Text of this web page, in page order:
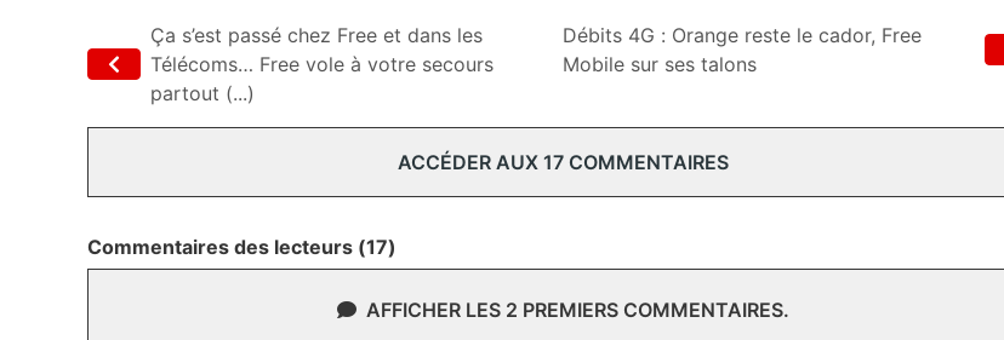
Ça s’est passé chez Free et dans les
Télécoms… Free vole à votre secours
partout (...)
Débits 4G : Orange reste le cador, Free
Mobile sur ses talons
ACCÉDER AUX 17 COMMENTAIRES
Commentaires des lecteurs (17)
AFFICHER LES 2 PREMIERS COMMENTAIRES.